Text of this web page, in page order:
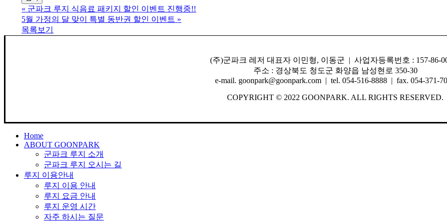
« 군파크 루지 식음료 패키지 할인 이벤트 진행중!!
5월 가정의 달 맞이 특별 동반권 할인 이벤트 »
목록보기
(주)군파크 레저 대표자 이민형, 이동군 | 사업자등록번호 : 157-86-
주소 : 경상북도 청도군 화양읍 남성현로 350-30
e-mail. goonpark@goonpark.com | tel. 054-516-8888 | fax. 054-371-
COPYRIGHT © 2022 GOONPARK. ALL RIGHTS RESERVED.
Close
Menu
Home
ABOUT GOONPARK
군파크 루지 소개
군파크 루지 오시는 길
루지 이용안내
루지 이용 안내
루지 요금 안내
루지 운영 시간
자주 하시는 질문